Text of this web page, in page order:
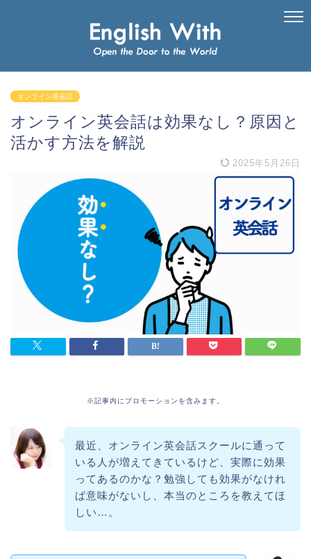
オンライン英会話
オンライン英会話は効果なし？原因と
活かす方法を解説
2025年5月26日
※記事内にプロモーションを含みます。
最近、オンライン英会話スクールに通って
いる人が増えてきているけど、実際に効果
ってあるのかな？勉強しても効果がなけれ
ば意味がないし、本当のところを教えてほ
しい…。